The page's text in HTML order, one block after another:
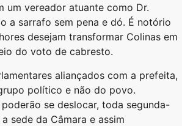
um vereador atuante como Dr.
a sarrafo sem pena e dó. É notório
desejam transformar Colinas em
do voto de cabresto.
aliançados com a prefeita,
político e não do povo.
se deslocar, toda segunda-
sede da Câmara e assim